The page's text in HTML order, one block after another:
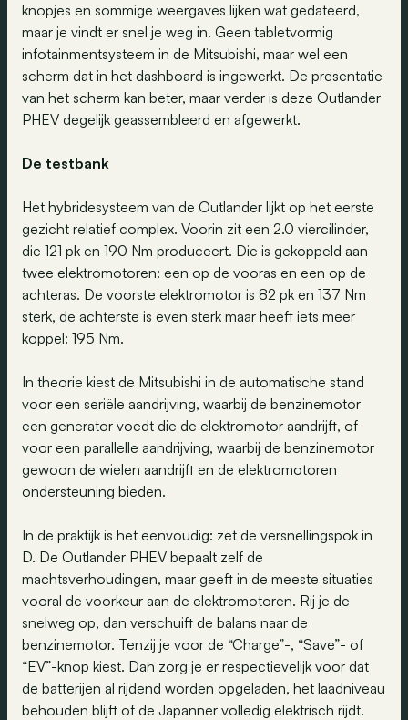
knopjes en sommige weergaves lijken wat gedateerd,
maar je vindt er snel je weg in. Geen tabletvormig
infotainmentsysteem in de Mitsubishi, maar wel een
scherm dat in het dashboard is ingewerkt. De presentatie
van het scherm kan beter, maar verder is deze Outlander
PHEV degelijk geassembleerd en afgewerkt.
De testbank
Het hybridesysteem van de Outlander lijkt op het eerste
gezicht relatief complex. Voorin zit een 2.0 viercilinder,
die 121 pk en 190 Nm produceert. Die is gekoppeld aan
twee elektromotoren: een op de vooras en een op de
achteras. De voorste elektromotor is 82 pk en 137 Nm
sterk, de achterste is even sterk maar heeft iets meer
koppel: 195 Nm.
In theorie kiest de Mitsubishi in de automatische stand
voor een seriële aandrijving, waarbij de benzinemotor
een generator voedt die de elektromotor aandrijft, of
voor een parallelle aandrijving, waarbij de benzinemotor
gewoon de wielen aandrijft en de elektromotoren
ondersteuning bieden.
In de praktijk is het eenvoudig: zet de versnellingspok in
D. De Outlander PHEV bepaalt zelf de
machtsverhoudingen, maar geeft in de meeste situaties
vooral de voorkeur aan de elektromotoren. Rij je de
snelweg op, dan verschuift de balans naar de
benzinemotor. Tenzij je voor de “Charge”-, “Save”- of
“EV”-knop kiest. Dan zorg je er respectievelijk voor dat
de batterijen al rijdend worden opgeladen, het laadniveau
behouden blijft of de Japanner volledig elektrisch rijdt.